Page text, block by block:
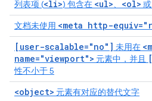
列表项 (<li>) 包含在 <ul>、 <ol> 或
文档未使用 <meta http-
[user-scalable="no"] 未用在
name="viewport"> 元素中，并且
性不小于 5
<object> 元素有对应的替代文字